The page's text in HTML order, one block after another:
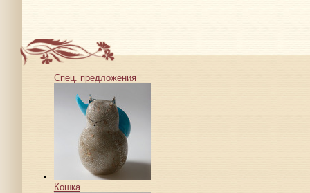
Спец. предложения
Кошка